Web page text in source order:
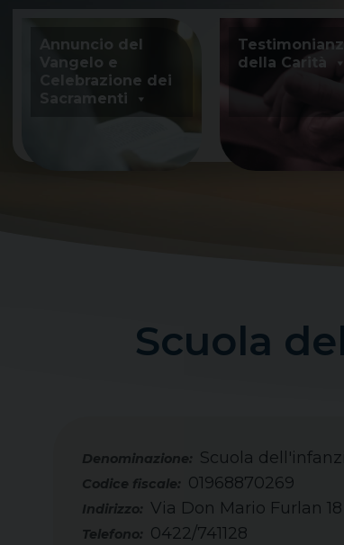
content
Annuncio del
Vangelo e
Celebrazione dei
Sacramenti
della Carità
Scuola
Scuola
Codice fiscale: 01968870269
Telefono: 0422/741128
Indirizzo: Via Don Mario Furlan